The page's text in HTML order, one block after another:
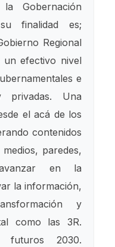
Gobernación
finalidad es;
Regional
un efectivo nivel
e
privadas. Una
el acá de los
contenidos
paredes,
en la
la información,
y
como las 3R.
2030.